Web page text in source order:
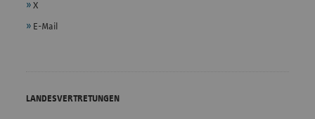
X
E-Mail
LANDESVERTRETUNGEN